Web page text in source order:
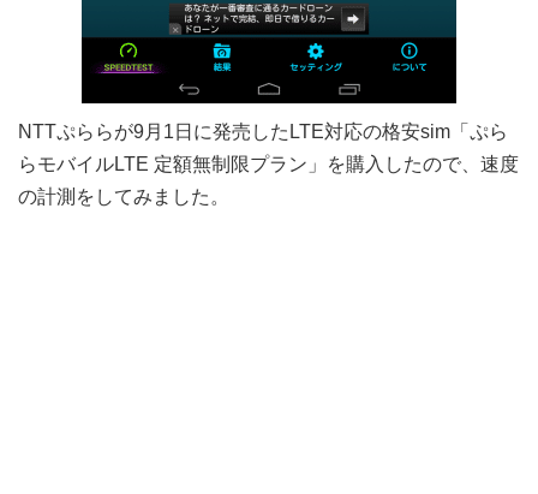
NTTぷららが9月1日に発売したLTE対応の格安sim「ぷら
らモバイルLTE 定額無制限プラン」を購入したので、速度
の計測をしてみました。